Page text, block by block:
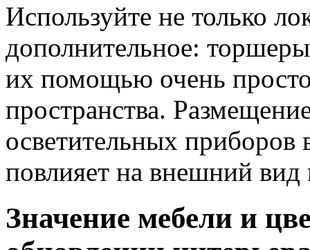
Используйте не только
дополнительное:
их помощью очень
пространства.
осветительных приборов
повлияет на внешний вид
Значение мебели и